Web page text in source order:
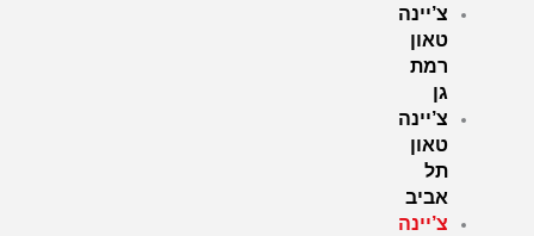
צ’יינה
טאון
רמת
גן
צ’יינה
טאון
תל
אביב
צ’יינה